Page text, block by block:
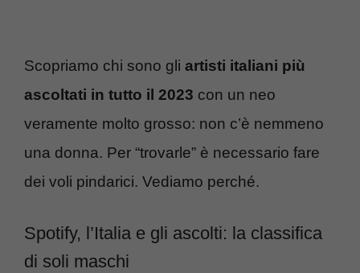
Scopriamo chi sono gli artisti italiani più
ascoltati in tutto il 2023 con un neo
veramente molto grosso: non c’è nemmeno
una donna. Per “trovarle” è necessario fare
dei voli pindarici. Vediamo perché.
Spotify, l’Italia e gli ascolti: la classifica
di soli maschi